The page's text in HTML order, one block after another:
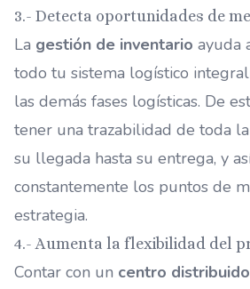
3.- Detecta oportunidades de
La gestión de inventario ayuda
todo tu sistema logístico
las demás fases logísticas. De
tener una trazabilidad de toda
su llegada hasta su entrega, y
constantemente los puntos de
estrategia.
4.- Aumenta la flexibilidad del
Contar con un centro